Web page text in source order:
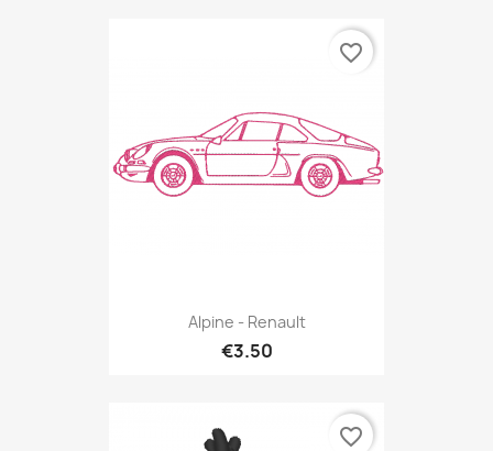
Alpine - Renault
€3.50
favorite_border
favorite_border